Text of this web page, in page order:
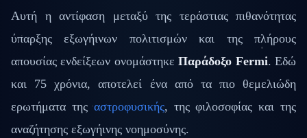
Αυτή η αντίφαση μεταξύ της τεράστιας πιθανότητας
ύπαρξης εξωγήινων πολιτισμών και της πλήρους
απουσίας ενδείξεων ονομάστηκεΠαράδοξο Fermi. Εδώ
και 75 χρόνια, αποτελεί ένα από τα πιο θεμελιώδη
ερωτήματα τηςαστροφυσικής, της φιλοσοφίας και της
αναζήτησης εξωγήινης νοημοσύνης.